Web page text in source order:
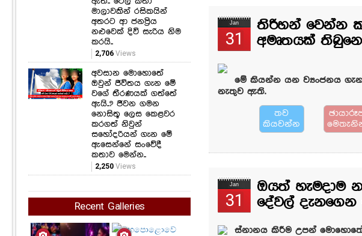
Jan
31
තිරිහන් වෙන්න
අමෘතයක්
මේ කියන්න යන ව්‍යංජනය
නැතුව ඇති.
තව
කියවන්න
Jan
31
ඔයත් හැමදාම
දේවල්
ස්නානය කිරීම උපන්
මාලාවකින් රසිකයින්
අතරට ආ ජනප්‍රිය
නළුවෙක් දිවි සැරිය නිම
කරයි..
2,706 Views
අවසාන මොහොතේ
ඔවුන් ජීවිතය ගැන මේ
වගේ තීරණයක් ගත්තේ
ඇයි..? ජීවන ගමන
නොසිතූ ලෙස කෙළවර
කරගත් නිවුන්
සහෝදරියන් ගැන මේ
ඇසෙන්නේ සංවේදී
කතාව මෙන්න..
2,250 Views
Recent Galleries